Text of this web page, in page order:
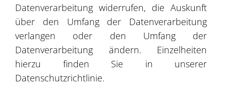
Referenzen
Produktkatalog
Angebote
Datenverarbeitung widerrufen, die Auskunft
über den Umfang der Datenverarbeitung
verlangen oder den Umfang der
Datenverarbeitung ändern. Einzelheiten
hierzu finden Sie in unserer
Datenschutzrichtlinie.